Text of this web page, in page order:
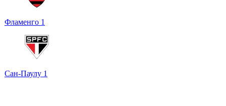
Фламенго 1
Сан-Паулу 1